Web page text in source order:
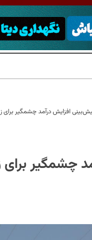
افزایش درآمد چشمگیر برای
چشمگیر برای